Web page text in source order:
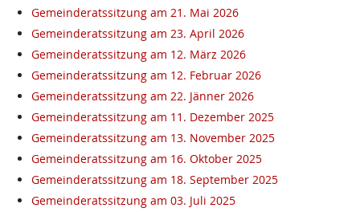
Gemeinderatssitzung am 21. Mai 2026
Gemeinderatssitzung am 23. April 2026
Gemeinderatssitzung am 12. März 2026
Gemeinderatssitzung am 12. Februar 2026
Gemeinderatssitzung am 22. Jänner 2026
Gemeinderatssitzung am 11. Dezember 2025
Gemeinderatssitzung am 13. November 2025
Gemeinderatssitzung am 16. Oktober 2025
Gemeinderatssitzung am 18. September 2025
Gemeinderatssitzung am 03. Juli 2025